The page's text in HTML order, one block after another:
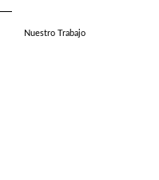
Nuestro Trabajo